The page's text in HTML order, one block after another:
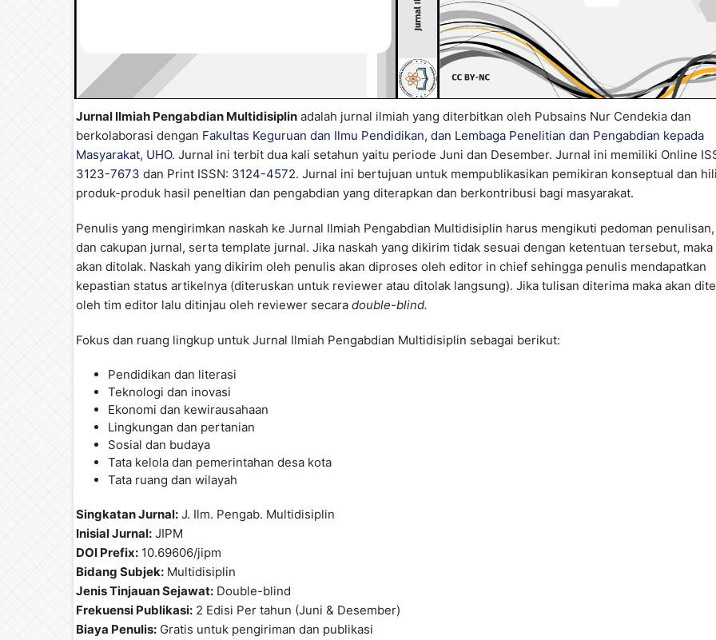
Jurnal Ilmiah Pengabdian Multidisiplin adalah jurnal ilmiah yang diterbitkan oleh Pubsains Nur Cendekia dan
berkolaborasi dengan Fakultas Keguruan dan Ilmu Pendidikan, dan Lembaga Penelitian dan Pengabdian kepada
Masyarakat, UHO. Jurnal ini terbit dua kali setahun yaitu periode Juni dan Desember. Jurnal ini memiliki Online
3123-7673 dan Print ISSN: 3124-4572. Jurnal ini bertujuan untuk mempublikasikan pemikiran konseptual dan
produk-produk hasil peneltian dan pengabdian yang diterapkan dan berkontribusi bagi masyarakat.
Penulis yang mengirimkan naskah ke Jurnal Ilmiah Pengabdian Multidisiplin harus mengikuti pedoman
dan cakupan jurnal, serta template jurnal. Jika naskah yang dikirim tidak sesuai dengan ketentuan tersebut,
akan ditolak. Naskah yang dikirim oleh penulis akan diproses oleh editor in chief sehingga penulis mendapatkan
kepastian status artikelnya (diteruskan untuk reviewer atau ditolak langsung). Jika tulisan diterima maka akan
oleh tim editor lalu ditinjau oleh reviewer secara double-blind.
Fokus dan ruang lingkup untuk Jurnal Ilmiah Pengabdian Multidisiplin sebagai berikut:
Pendidikan dan literasi
Teknologi dan inovasi
Ekonomi dan kewirausahaan
Lingkungan dan pertanian
Sosial dan budaya
Tata kelola dan pemerintahan desa kota
Tata ruang dan wilayah
Singkatan Jurnal: J. Ilm. Pengab. Multidisiplin
Inisial Jurnal: JIPM
DOI Prefix: 10.69606/jipm
Bidang Subjek: Multidisiplin
Jenis Tinjauan Sejawat: Double-blind
Frekuensi Publikasi: 2 Edisi Per tahun (Juni & Desember)
Biaya Penulis: Gratis untuk pengiriman dan publikasi